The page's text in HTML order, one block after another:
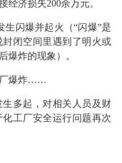
经济损失200余万元。
生闪爆并起火（“闪爆”是
闭空间里遇到了明火或
爆炸的现象）。
厂爆炸……
多起，对相关人员及财
工厂安全运行问题再次